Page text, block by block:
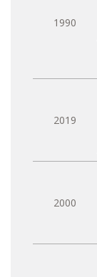
1990
2019
2000